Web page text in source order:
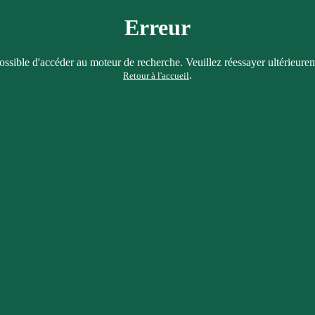
Erreur
d'accéder au moteur de recherche. Veuillez réessayer
Retour à l'accueil.